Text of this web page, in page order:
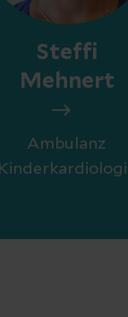
Steffi
Mehnert
Ambulanz